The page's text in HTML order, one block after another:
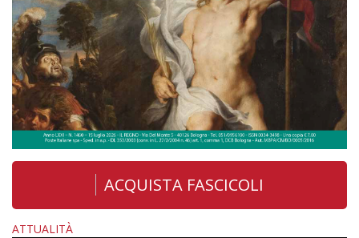
ACQUISTA FASCICOLI
ATTUALITÀ